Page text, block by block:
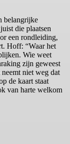
belangrijke
die plaatsen
een rondleiding,
Hoff: “Waar het
Wie weet
zijn geweest
niet weg dat
de kaart staat
van harte welkom